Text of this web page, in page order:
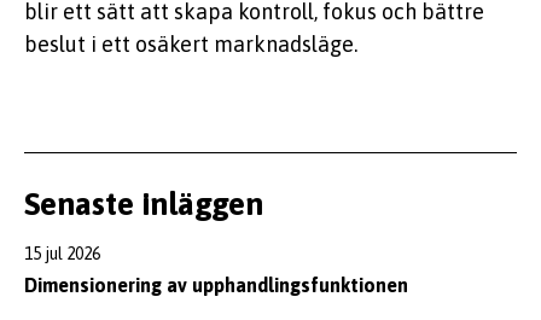
blir ett sätt att skapa kontroll, fokus och bättre
beslut i ett osäkert marknadsläge.
Senaste inläggen
15 jul 2026
Dimensionering av upphandlingsfunktionen